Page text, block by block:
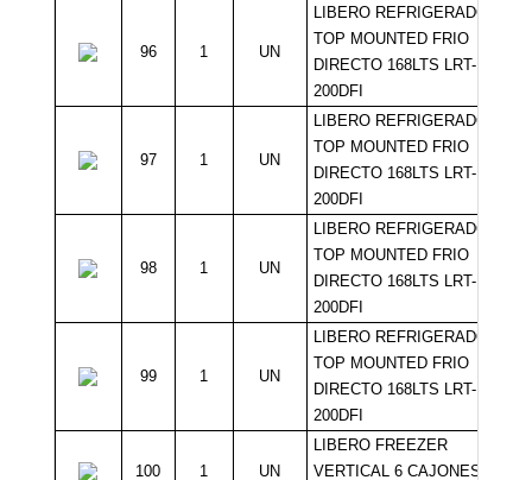
96 1 UN
LIBERO REFRIGERADOR
TOP MOUNTED FRIO
DIRECTO 168LTS LRT-
200DFI
97 1 UN
LIBERO REFRIGERADOR
TOP MOUNTED FRIO
DIRECTO 168LTS LRT-
200DFI
98 1 UN
LIBERO REFRIGERADOR
TOP MOUNTED FRIO
DIRECTO 168LTS LRT-
200DFI
99 1 UN
LIBERO REFRIGERADOR
TOP MOUNTED FRIO
DIRECTO 168LTS LRT-
200DFI
100 1 UN
LIBERO FREEZER
VERTICAL 6 CAJONES 200